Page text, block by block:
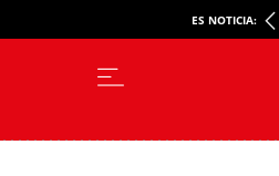
ES NOTICIA: